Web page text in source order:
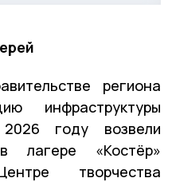
региона
инфраструктуры
году возвели
лагере «Костёр»
творчества